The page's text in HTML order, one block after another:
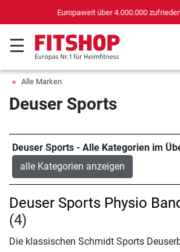
für Sportgeräte (n-tv+DISQ
Alle Marken
Deuser Sports
Deuser Sports - Alle Kategorien im
alle Kategorien anzeigen
Deuser Sports Physio
(4)
Die klassischen Schmidt Sports